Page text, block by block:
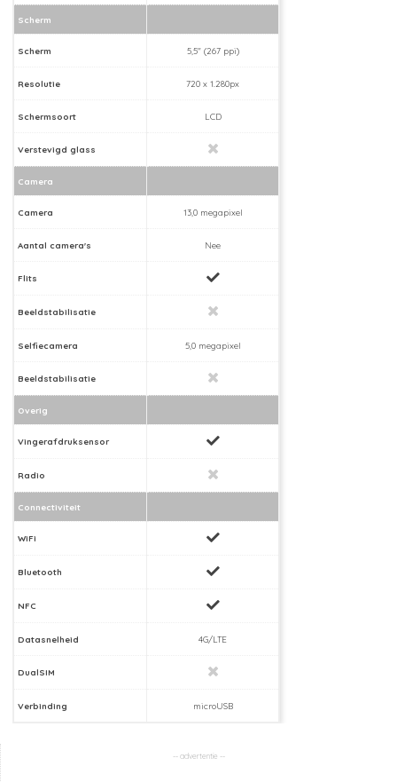
Scherm
Scherm 5,5" (267 ppi)
Resolutie 720 x 1.280px
Schermsoort LCD
Verstevigd glass
Camera
Camera 13,0 megapixel
Aantal camera's Nee
Flits
Beeldstabilisatie
Selfiecamera 5,0 megapixel
Beeldstabilisatie
Overig
Vingerafdruksensor
Radio
Connectiviteit
WiFi
Bluetooth
NFC
Datasnelheid 4G/LTE
DualSIM
Verbinding microUSB